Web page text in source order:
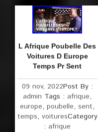
L Afrique Poubelle Des
Voitures D Europe
Temps Pr Sent
09 nov, 2022Post By :
admin Tags : afrique,
europe,poubelle,sent,
temps, voituresCategory
: afrique